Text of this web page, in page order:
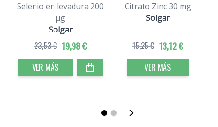
Selenio en levadura 200
μg
Solgar
19,98 €
23,53 €
VER MÁS
Citrato Zinc 30 mg
Solgar
13,12 €
15,25 €
VER MÁS